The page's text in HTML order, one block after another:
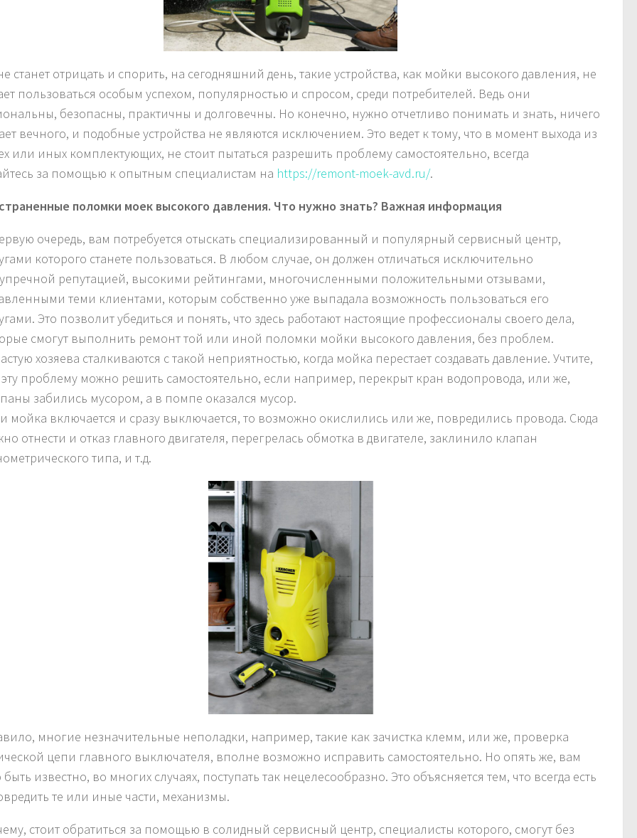
станет отрицать и спорить, на сегодняшний день, такие устройства, как мойки высокого давления, не
пользоваться особым успехом, популярностью и спросом, среди потребителей. Ведь они
безопасны, практичны и долговечны. Но конечно, нужно отчетливо понимать и знать, ничего
вечного, и подобные устройства не являются исключением. Это ведет к тому, что в момент выхода из
или иных комплектующих, не стоит пытаться разрешить проблему самостоятельно, всегда
за помощью к опытным специалистам на https://remont-moek-avd.ru/.
поломки моек высокого давления. Что нужно знать? Важная информация
очередь, вам потребуется отыскать специализированный и популярный сервисный центр,
которого станете пользоваться. В любом случае, он должен отличаться исключительно
репутацией, высокими рейтингами, многочисленными положительными отзывами,
теми клиентами, которым собственно уже выпадала возможность пользоваться его
Это позволит убедиться и понять, что здесь работают настоящие профессионалы своего дела,
смогут выполнить ремонт той или иной поломки мойки высокого давления, без проблем.
хозяева сталкиваются с такой неприятностью, когда мойка перестает создавать давление. Учтите,
эту проблему можно решить самостоятельно, если например, перекрыт кран водопровода, или же,
забились мусором, а в помпе оказался мусор.
мойка включается и сразу выключается, то возможно окислились или же, повредились провода. Сюда
отнести и отказ главного двигателя, перегрелась обмотка в двигателе, заклинило клапан
типа, и т.д.
многие незначительные неполадки, например, такие как зачистка клемм, или же, проверка
цепи главного выключателя, вполне возможно исправить самостоятельно. Но опять же, вам
известно, во многих случаях, поступать так нецелесообразно. Это объясняется тем, что всегда есть
те или иные части, механизмы.
стоит обратиться за помощью в солидный сервисный центр, специалисты которого, смогут без